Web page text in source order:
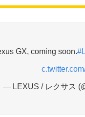
GX, coming soon.
— LEXUS / レクサス